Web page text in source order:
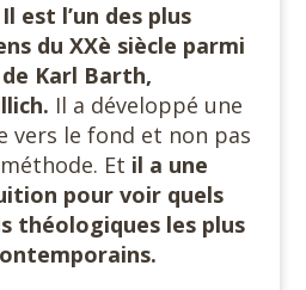
Il est l’un des plus
du XXè siècle parmi
Karl Barth,
Il a développé une
vers le fond et non pas
Et il a une
pour voir quels
théologiques les plus